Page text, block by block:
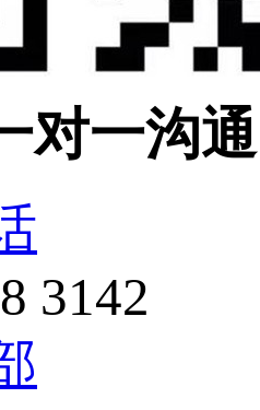
对一沟通
3142